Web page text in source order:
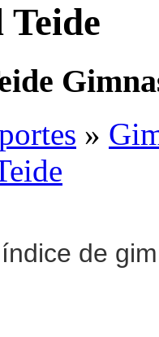
Teide
»
de